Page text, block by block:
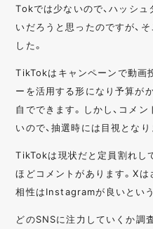
Tokでは少ないので、ハッシ
いだろうと思ったのですが、
した。
TikTokはキャンペーンで動画
ーを活用する形になり予算が
自でできます。しかし、コメ
いので、抽選時には目視となり
TikTokは現状だと定員割れし
ほどコメントがあります。X
相性はInstagramが良いとい
どのSNSに注力していくか調